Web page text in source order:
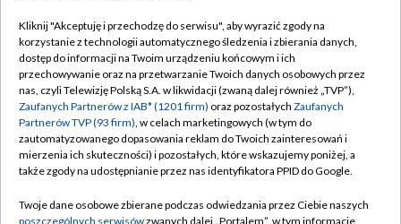
TVP
Abonament TVP
Emisja w TVP
Centrum informacji TVP
Naziemna Telewizja Cyfrowa
Rada Programowa
Regulamin TVP
Polityka prywatności
Moje zgody
Pomoc
Kliknij "Akceptuję i przechodzę do serwisu", aby wyrazić zgody na
korzystanie z technologii automatycznego śledzenia i zbierania danych,
dostęp do informacji na Twoim urządzeniu końcowym i ich
przechowywanie oraz na przetwarzanie Twoich danych osobowych przez
nas, czyli Telewizję Polską S.A. w likwidacji (zwaną dalej również „TVP”),
Zaufanych Partnerów z IAB* (1201 firm) oraz pozostałych Zaufanych
Partnerów TVP (93 firm), w celach marketingowych (w tym do
zautomatyzowanego dopasowania reklam do Twoich zainteresowań i
mierzenia ich skuteczności) i pozostałych, które wskazujemy poniżej, a
także zgody na udostępnianie przez nas identyfikatora PPID do Google.
Twoje dane osobowe zbierane podczas odwiedzania przez Ciebie naszych
poszczególnych serwisówzwanych dalej „Portalem”, w tym informacje